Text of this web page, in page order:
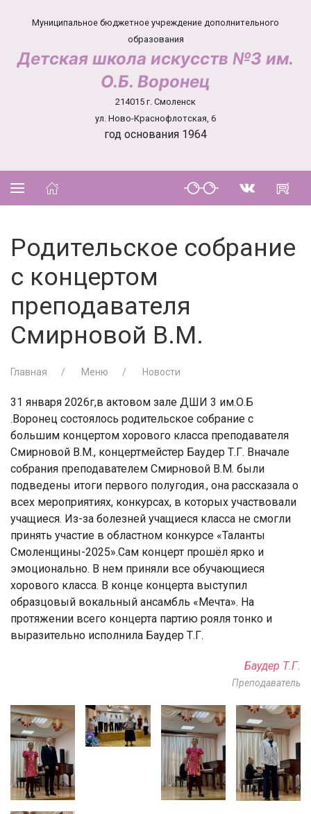
Муниципальное бюджетное учреждение дополнительного
образования
Детская школа искусств №3 им.
О.Б. Воронец
214015 г. Смоленск
ул. Ново-Краснофлотская, 6
год основания 1964
Родительское собрание
с концертом
преподавателя
Смирновой В.М.
Главная Меню Новости
31 января 2026г,в актовом зале ДШИ 3 им.О.Б
.Воронец состоялось родительское собрание с
большим концертом хорового класса преподавателя
Смирновой В.М., концертмейстер Баудер Т.Г. Вначале
собрания преподавателем Смирновой В.М. были
подведены итоги первого полугодия., она рассказала о
всех мероприятиях, конкурсах, в которых участвовали
учащиеся. Из-за болезней учащиеся класса не смогли
принять участие в областном конкурсе «Таланты
Смоленщины-2025».Сам концерт прошёл ярко и
эмоционально. В нем приняли все обучающиеся
хорового класса. В конце концерта выступил
образцовый вокальный ансамбль «Мечта». На
протяжении всего концерта партию рояля тонко и
выразительно исполнила Баудер Т.Г.
Баудер Т.Г.
Преподаватель